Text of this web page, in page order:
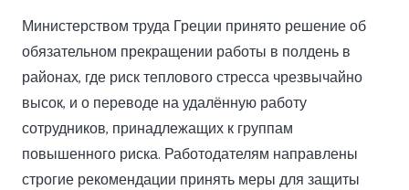
Министерством труда Греции принято решение об
обязательном прекращении работы в полдень в
районах, где риск теплового стресса чрезвычайно
высок, и о переводе на удалённую работу
сотрудников, принадлежащих к группам
повышенного риска. Работодателям направлены
строгие рекомендации принять меры для защиты